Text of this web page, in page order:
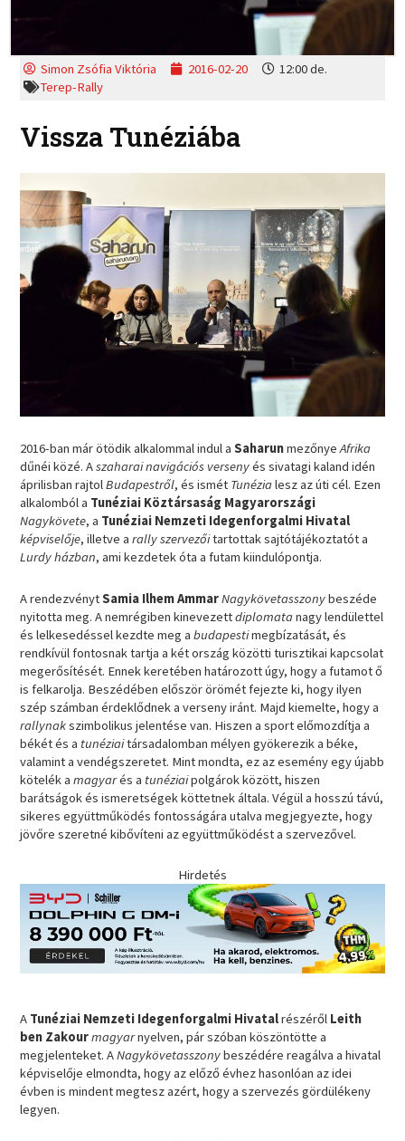
Simon Zsófia Viktória 2016-02-20
12:00 de.
Terep-Rally
Vissza Tunéziába
2016-ban már ötödik alkalommal indul aSaharunmezőnyeAfrika
dűnéi közé. Aszaharai navigációs versenyés sivatagi kaland idén
áprilisban rajtolBudapestről, és ismét Tunézialesz az úti cél. Ezen
alkalomból a Tunéziai Köztársaság Magyarországi
Nagykövete, a Tunéziai Nemzeti Idegenforgalmi Hivatal
képviselője, illetve arally szervezőitartottak sajtótájékoztatót a
Lurdy házban, ami kezdetek óta a futam kiindulópontja.
A rendezvénytSamia Ilhem AmmarNagykövetasszonybeszéde
nyitotta meg. A nemrégiben kinevezettdiplomatanagy lendülettel
és lelkesedéssel kezdte meg abudapestimegbízatását, és
rendkívül fontosnak tartja a két ország közötti turisztikai kapcsolat
megerősítését. Ennek keretében határozott úgy, hogy a futamot ő
is felkarolja. Beszédében először örömét fejezte ki, hogy ilyen
szép számban érdeklődnek a verseny iránt. Majd kiemelte, hogy a
rallynakszimbolikus jelentése van. Hiszen a sport előmozdítja a
békét és a tunéziaitársadalomban mélyen gyökerezik a béke,
valamint a vendégszeretet. Mint mondta, ez az esemény egy újabb
kötelék amagyarés a tunéziaipolgárok között, hiszen
barátságok és ismeretségek köttetnek általa. Végül a hosszú távú,
sikeres együttműködés fontosságára utalva megjegyezte, hogy
jövőre szeretné kibővíteni az együttműködést a szervezővel.
Hirdetés
A Tunéziai Nemzeti Idegenforgalmi Hivatalrészéről Leith
ben Zakourmagyarnyelven, pár szóban köszöntötte a
megjelenteket. ANagykövetasszonybeszédére reagálva a hivatal
képviselője elmondta, hogy az előző évhez hasonlóan az idei
évben is mindent megtesz azért, hogy a szervezés gördülékeny
legyen.